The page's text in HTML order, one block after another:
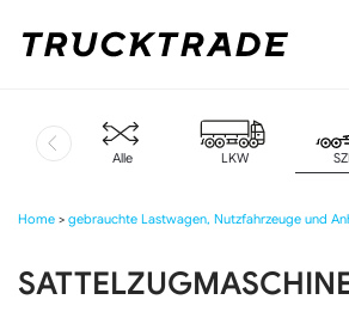
Zur
Zum
Home > gebrauchte Lastwagen, Nutzfahrzeuge und
Alle LKW